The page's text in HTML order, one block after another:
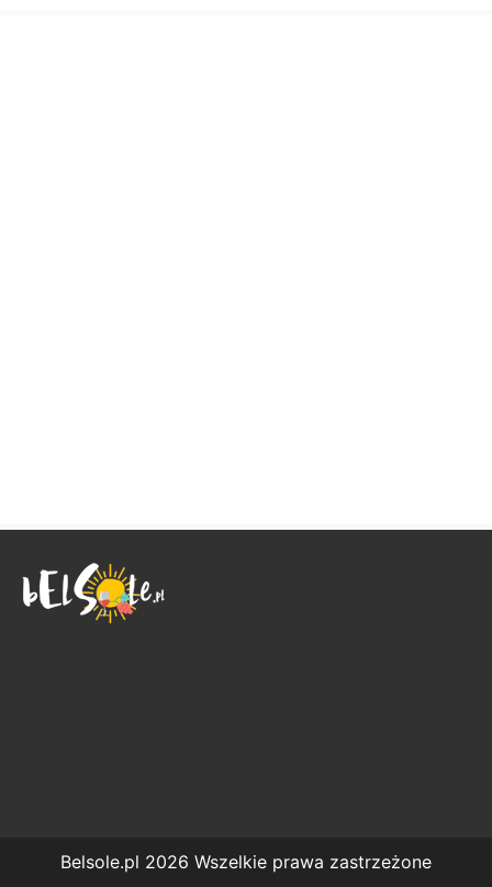
Belsole.pl 2026 Wszelkie prawa zastrzeżone